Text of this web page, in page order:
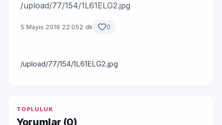
/upload/77/154/1L61ELG2.jpg
5 Mayıs 2019 22:052 dk 0
/upload/77/154/1L61ELG2.jpg
TOPLULUK
Yorumlar (0)